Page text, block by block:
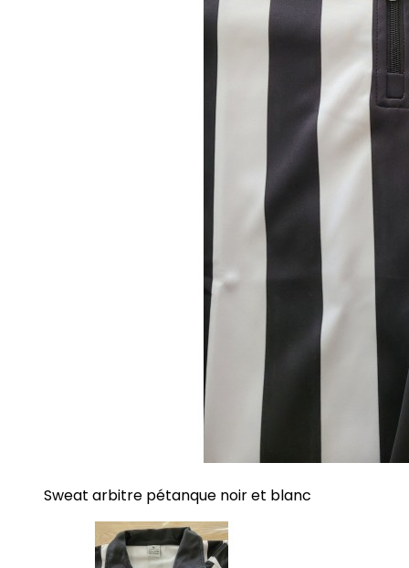
Sweat arbitre pétanque noir et blanc